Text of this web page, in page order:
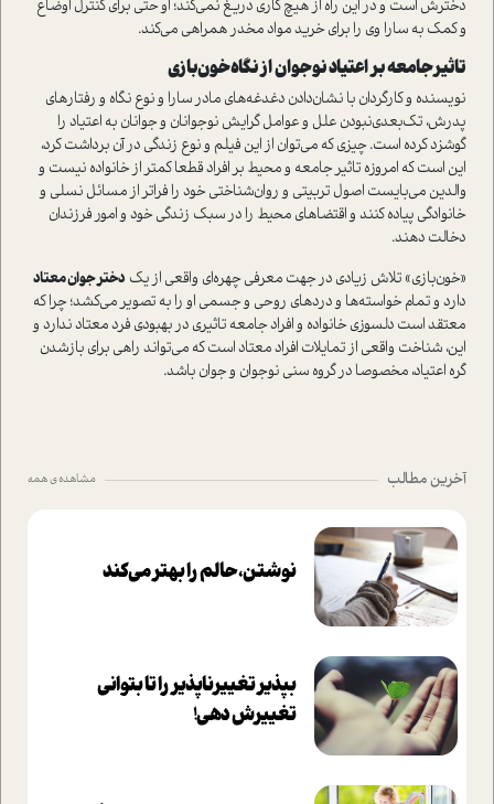
دخترش است و در این راه از هیچ کاری دریغ نمی‌کند؛ او حتی برای کنترل اوضاع
و کمک به سارا وی را برای خرید مواد مخدر همراهی می‌کند.
تاثیر جامعه بر اعتیاد نوجوان از نگاه خون‌بازی
نویسنده و کارگردان با نشان‌دادن دغدغه‌های مادر سارا و نوع نگاه و رفتارهای
پدرش، تک‌بعدی‌نبودن علل و عوامل گرایش نوجوانان و جوانان به اعتیاد را
گوشزد کرده است. چیزی که می‌توان از این فیلم و نوع زندگی در آن برداشت کرد،
این است که امروزه تاثیر جامعه و محیط بر افراد قطعا کمتر از خانواده نیست و
والدین می‌بایست اصول تربیتی و روان‌شناختی خود را فراتر از مسائل نسلی و
خانوادگی پیاده کنند و اقتضاهای محیط را در سبک زندگی خود و امور فرزندان
دخالت دهند.
«خون‌بازی» تلاش زیادی در جهت معرفی چهره‌ای واقعی از یک دختر جوان معتاد
دارد و تمام خواسته‌ها و دردهای روحی و جسمی او را به تصویر می‌کشد؛ چرا که
معتقد است دلسوزی خانواده و افراد جامعه تاثیری در بهبودی فرد معتاد ندارد و
این، شناخت واقعی از تمایلات افراد معتاد است که می‌تواند راهی برای بازشدن
گره اعتیاد، مخصوصا در گروه سنی نوجوان و جوان باشد.
آخرین مطالب مشاهده ی همه
نوشتن، حالم را بهتر می‌کند
بپذير تغييرناپذير را تا بتواني
تغييرش دهي!‏